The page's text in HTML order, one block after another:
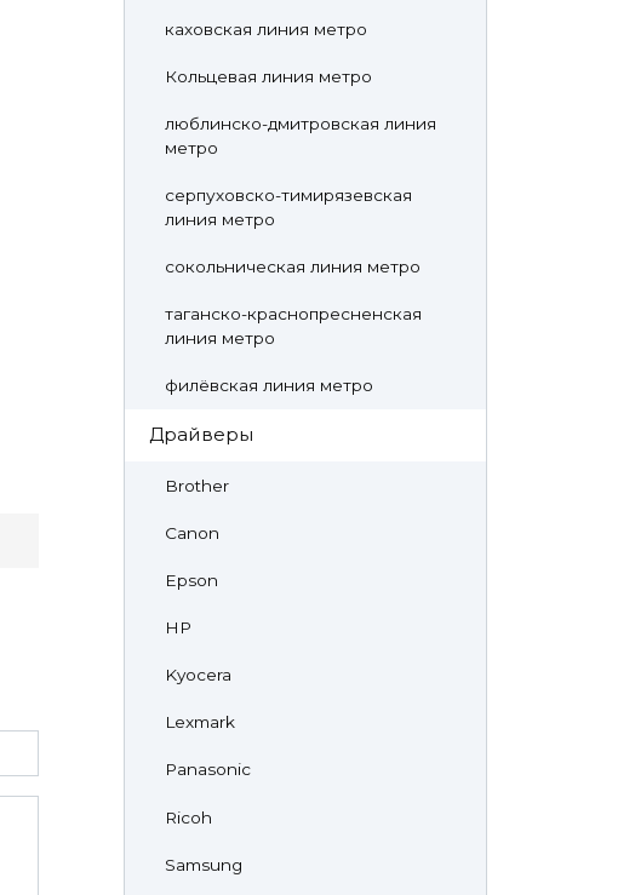
каховская линия метро
Кольцевая линия метро
люблинско-дмитровская линия
метро
серпуховско-тимирязевская
линия метро
сокольническая линия метро
таганско-краснопресненская
линия метро
филёвская линия метро
Драйверы
Brother
Canon
Epson
HP
Kyocera
Lexmark
Panasonic
Ricoh
Samsung